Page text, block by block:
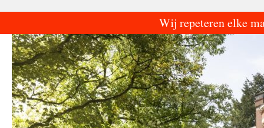
Wij repeteren elke
de
inhoud